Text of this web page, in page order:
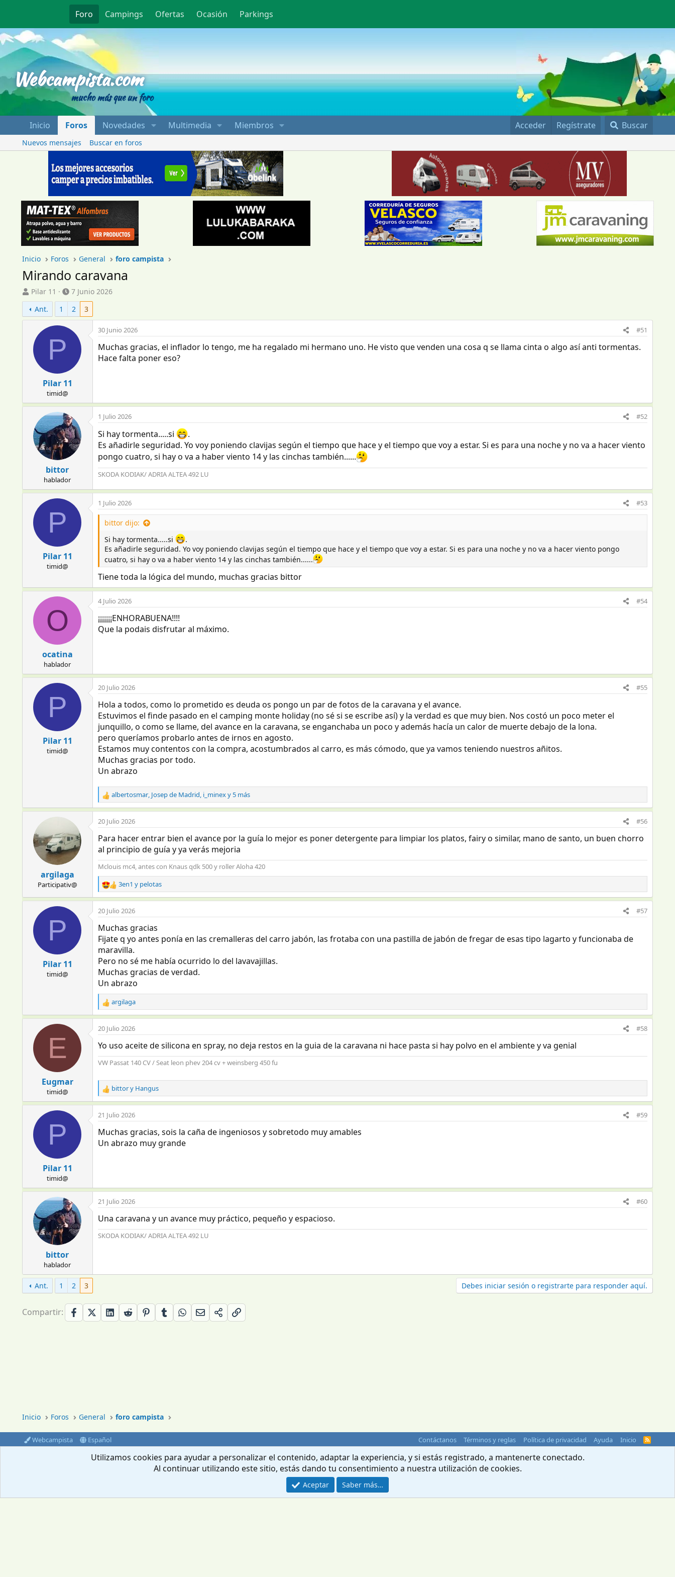
Foro Campings Ofertas Ocasión Parkings
Webcampista.com
mucho más que un foro
Inicio Foros Novedades Multimedia Miembros Acceder Regístrate Buscar
Nuevos mensajes Buscar en foros
Inicio Foros General foro campista
Mirando caravana
I
n
i
c
d
o
t
m
a
Pilar 11
F
e
c
h
a
n
c
o
7 Junio 2026
Ant.
1 2 3
P
Pilar 11
timid@
30 Junio 2026 #51
Muchas gracias, el inflador lo tengo, me ha regalado mi hermano uno. He visto que venden una cosa q se llama cinta o algo así anti tormentas.
Hace falta poner eso?
bittor
hablador
1 Julio 2026 #52
Si hay tormenta.....si
.
Es añadirle seguridad. Yo voy poniendo clavijas según el tiempo que hace y el tiempo que voy a estar. Si es para una noche y no va a hacer viento
pongo cuatro, si hay o va a haber viento 14 y las cinchas también......
SKODA KODIAK/ ADRIA ALTEA 492 LU
P
Pilar 11
timid@
1 Julio 2026 #53
bittor dijo:
Si hay tormenta.....si
.
Es añadirle seguridad. Yo voy poniendo clavijas según el tiempo que hace y el tiempo que voy a estar. Si es para una noche y no va a hacer viento pongo
cuatro, si hay o va a haber viento 14 y las cinchas también......
Tiene toda la lógica del mundo, muchas gracias bittor
O
ocatina
hablador
4 Julio 2026 #54
¡¡¡¡¡¡¡ENHORABUENA!!!!
Que la podais disfrutar al máximo.
P
Pilar 11
timid@
20 Julio 2026 #55
Hola a todos, como lo prometido es deuda os pongo un par de fotos de la caravana y el avance.
Estuvimos el finde pasado en el camping monte holiday (no sé si se escribe así) y la verdad es que muy bien. Nos costó un poco meter el
junquillo, o como se llame, del avance en la caravana, se enganchaba un poco y además hacía un calor de muerte debajo de la lona.
pero queríamos probarlo antes de irnos en agosto.
Estamos muy contentos con la compra, acostumbrados al carro, es más cómodo, que ya vamos teniendo nuestros añitos.
Muchas gracias por todo.
Un abrazo
R
e
c
c
o
n
e
s
:
albertosmar, Josep de Madrid, i_minexy 5 más
argilaga
Participativ@
20 Julio 2026 #56
Para hacer entrar bien el avance por la guía lo mejor es poner detergente para limpiar los platos, fairy o similar, mano de santo, un buen chorro
al principio de guía y ya verás mejoria
Mclouis mc4, antes con Knaus qdk 500 y roller Aloha 420
R
e
c
c
i
o
n
e
s
:
3en1 y pelotas
P
Pilar 11
timid@
20 Julio 2026 #57
Muchas gracias
Fijate q yo antes ponía en las cremalleras del carro jabón, las frotaba con una pastilla de jabón de fregar de esas tipo lagarto y funcionaba de
maravilla.
Pero no sé me había ocurrido lo del lavavajillas.
Muchas gracias de verdad.
Un abrazo
R
e
c
c
i
o
:
argilaga
E
Eugmar
timid@
20 Julio 2026 #58
Yo uso aceite de silicona en spray, no deja restos en la guia de la caravana ni hace pasta si hay polvo en el ambiente y va genial
VW Passat 140 CV / Seat leon phev 204 cv + weinsberg 450 fu
R
e
c
c
i
o
bittory Hangus
P
Pilar 11
timid@
21 Julio 2026 #59
Muchas gracias, sois la caña de ingeniosos y sobretodo muy amables
Un abrazo muy grande
bittor
hablador
21 Julio 2026 #60
Una caravana y un avance muy práctico, pequeño y espacioso.
SKODA KODIAK/ ADRIA ALTEA 492 LU
Ant. 1 2 3 Debes iniciar sesión o registrarte para responder aquí.
Compartir:
Inicio Foros General foro campista
Webcampista Español Contáctanos Términos y reglas Política de privacidad Ayuda Inicio
R
S
Community platform by XenForo © 2010-2024 XenForo Ltd.
Utilizamos cookies para ayudar a personalizar el contenido, adaptar la experiencia, y si estás registrado, a mantenerte conectado.
Al continuar utilizando este sitio, estás dando tu consentimiento a nuestra utilización de cookies.
Aceptar Saber más…